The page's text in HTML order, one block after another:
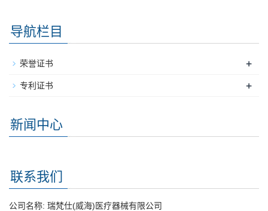
导航栏目
荣誉证书 +
专利证书 +
新闻中心
联系我们
公司名称: 瑞梵仕(威海)医疗器械有限公司